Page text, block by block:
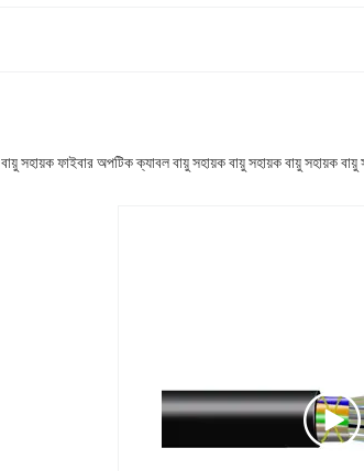
বায়ু সহায়ক ফাইবার অপটিক ক্যাবল বায়ু সহায়ক বায়ু সহায়ক বায়ু সহায়ক